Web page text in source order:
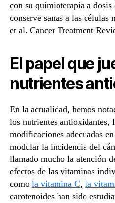
con su quimioterapia a
conserve sanas a las
et al. Cancer Treatment
El papel que
nutrientes
En la actualidad, hemos
los nutrientes antioxidantes,
modificaciones adecuadas
modular la incidencia del
llamado mucho la atención
efectos de las vitaminas
como la vitamina C, la
carotenoides han sido